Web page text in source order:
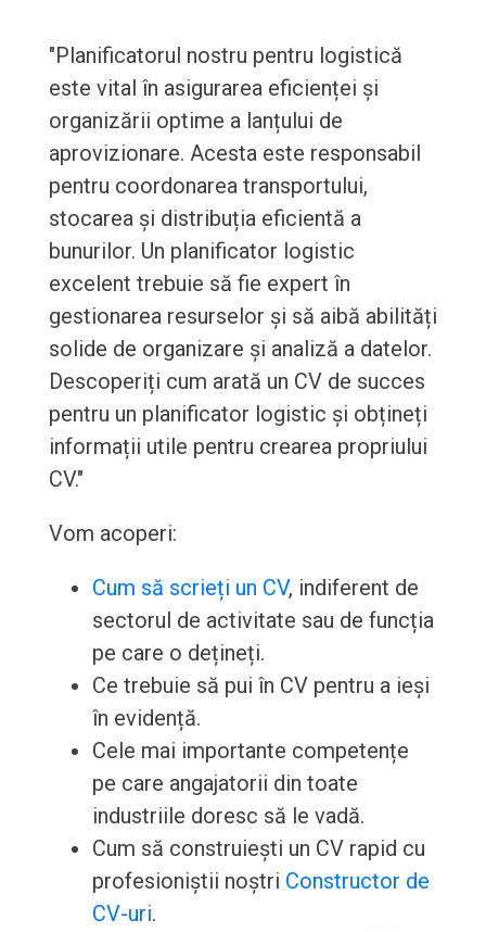
"Planificatorul nostru pentru logistică
este vital în asigurarea eficienței și
organizării optime a lanțului de
aprovizionare. Acesta este responsabil
pentru coordonarea transportului,
stocarea și distribuția eficientă a
bunurilor. Un planificator logistic
excelent trebuie să fie expert în
gestionarea resurselor și să aibă abilități
solide de organizare și analiză a datelor.
Descoperiți cum arată un CV de succes
pentru un planificator logistic și obțineți
informații utile pentru crearea propriului
CV."
Vom acoperi:
Cum să scrieți un CV, indiferent de
sectorul de activitate sau de funcția
pe care o dețineți.
Ce trebuie să pui în CV pentru a ieși
în evidență.
Cele mai importante competențe
pe care angajatorii din toate
industriile doresc să le vadă.
Cum să construiești un CV rapid cu
profesioniștii noștri Constructor de
CV-uri.